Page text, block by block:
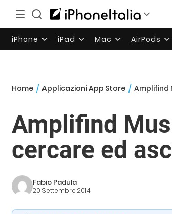
iPhone iPad Mac AirPods
Home / Applicazioni App Store / Amplifind
Amplifind
cercare ed
Fabio Padula
20 Settembre 2014